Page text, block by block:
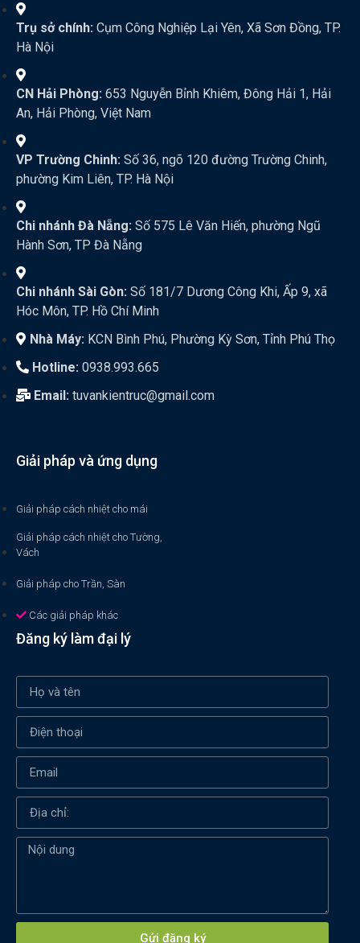
Trụ sở chính: Cụm Công Nghiệp Lại Yên, Xã Sơn Đồng, TP.
Hà Nội
CN Hải Phòng: 653 Nguyễn Bỉnh Khiêm, Đông Hải 1, Hải
An, Hải Phòng, Việt Nam
VP Trường Chinh: Số 36, ngõ 120 đường Trường Chinh,
phường Kim Liên, TP. Hà Nội
Chi nhánh Đà Nẵng: Số 575 Lê Văn Hiến, phường Ngũ
Hành Sơn, TP Đà Nẵng
Chi nhánh Sài Gòn: Số 181/7 Dương Công Khi, Ấp 9, xã
Hóc Môn, TP. Hồ Chí Minh
Nhà Máy: KCN Bình Phú, Phường Kỳ Sơn, Tỉnh Phú Thọ
Hotline: 0938.993.665
Email: tuvankientruc@gmail.com
Giải pháp và ứng dụng
Giải pháp cách nhiệt cho mái
Giải pháp cách nhiệt cho Tường,
Vách
Giải pháp cho Trần, Sàn
Các giải pháp khác
Đăng ký làm đại lý
Gửi đăng ký
Xin chào! Em là chuyên